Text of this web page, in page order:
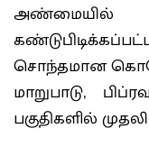
அண்மையில்
சொந்தமான
மாறுபாடு,
பகுதிகளில்